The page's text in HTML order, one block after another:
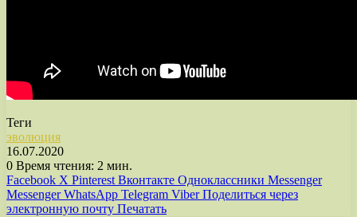
Теги
эволюция
16.07.2020
0 Время чтения: 2 мин.
Facebook X Pinterest Вконтакте Одноклассники Messenger
Messenger WhatsApp Telegram Viber Поделиться через
электронную почту Печатать